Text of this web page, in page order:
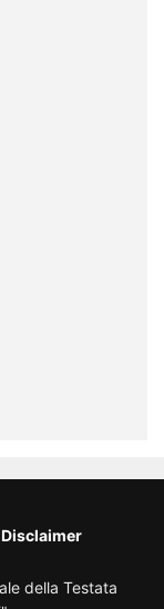
Disclaimer
della Testata